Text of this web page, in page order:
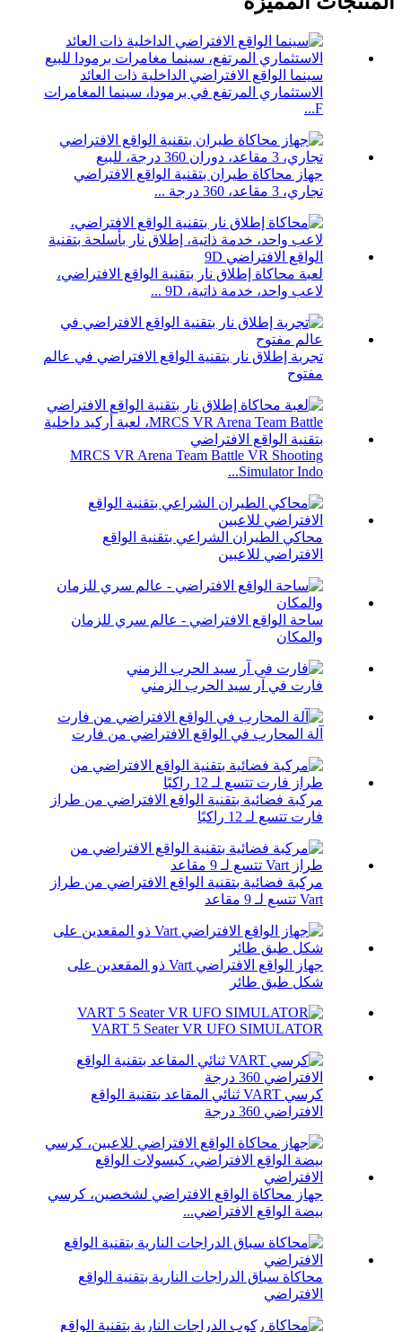
سينما الواقع الافتراضي الداخلية ذات العائد
الاستثماري المرتفع في برمودا، سينما المغامرات
F...
جهاز محاكاة طيران بتقنية الواقع الافتراضي
تجاري، 3 مقاعد، 360 درجة ...
لعبة محاكاة إطلاق نار بتقنية الواقع الافتراضي،
لاعب واحد، خدمة ذاتية، 9D ...
تجربة إطلاق نار بتقنية الواقع الافتراضي في عالم
مفتوح
MRCS VR Arena Team Battle VR Shooting
Simulator Indo...
محاكي الطيران الشراعي بتقنية الواقع
الافتراضي للاعبين
ساحة الواقع الافتراضي - عالم سري للزمان
والمكان
فارت في آر سيد الحرب الزمني
آلة المحارب في الواقع الافتراضي من فارت
مركبة فضائية بتقنية الواقع الافتراضي من طراز
فارت تتسع لـ 12 راكبًا
مركبة فضائية بتقنية الواقع الافتراضي من طراز
Vart تتسع لـ 9 مقاعد
جهاز الواقع الافتراضي Vart ذو المقعدين على
شكل طبق طائر
VART 5 Seater VR UFO SIMULATOR
كرسي VART ثنائي المقاعد بتقنية الواقع
الافتراضي 360 درجة
جهاز محاكاة الواقع الافتراضي لشخصين، كرسي
بيضة الواقع الافتراضي...
محاكاة سباق الدراجات النارية بتقنية الواقع
الافتراضي